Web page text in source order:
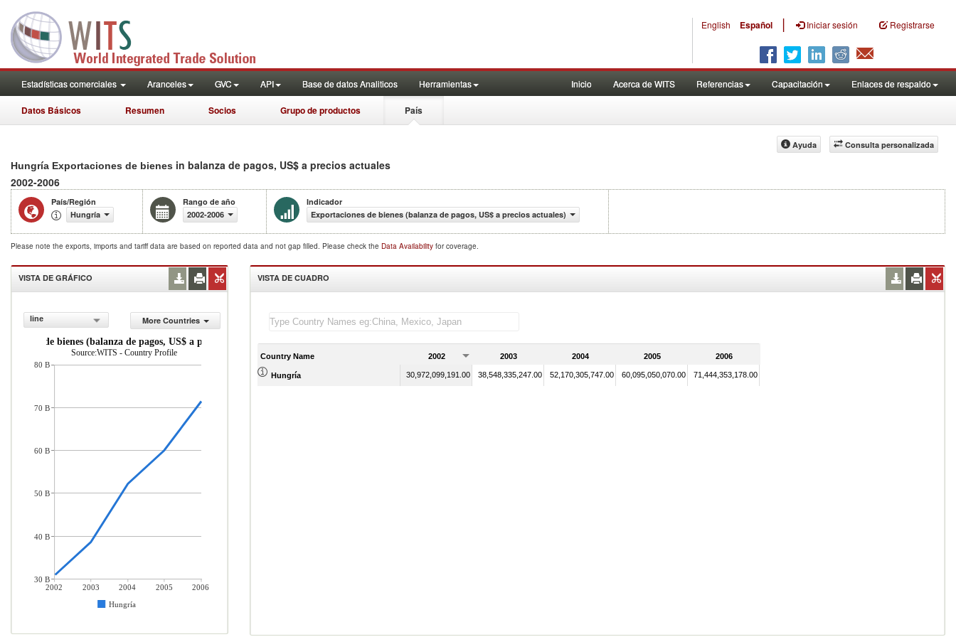
English Español | Iniciar sesión Registrarse
Estadísticas comerciales Aranceles GVC API Base de datos Analiticos Herramientas Inicio Acerca de WITS Referencias Capacitación Enlaces de respaldo
Datos Básicos Resumen Socios Grupo de productos País
Consulta personalizada
Ayuda
Hungría Exportaciones de bienes in balanza de pagos, US$ a precios actuales
2002-2006
País/Región
Hungría
Rango de año
2002-2006
Indicador
Exportaciones de bienes (balanza de pagos, US$ a precios actuales)
Please note the exports, imports and tariff data are based on reported data and not gap filled. Please check the Data Availability for coverage.
VISTA DE GRÁFICO
line
More Countries
de bienes (balanza de pagos, US$ a precios actuales)
Source:WITS - Country Profile
2002 2003 2004 2005
2006
Hungría
80 B
70 B
60 B
50 B
40 B
30 B
VISTA DE CUADRO
Country Name 2002 2003 2004 2005 2006
Hungría 30,972,099,191.00 38,548,335,247.00 52,170,305,747.00 60,095,050,070.00 71,444,353,178.00